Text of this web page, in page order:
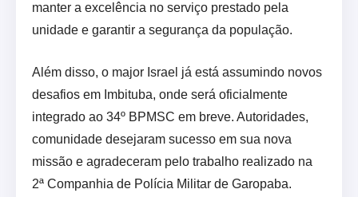
manter a excelência no serviço prestado pela
unidade e garantir a segurança da população.
Além disso, o major Israel já está assumindo novos
desafios em Imbituba, onde será oficialmente
integrado ao 34º BPMSC em breve. Autoridades,
comunidade desejaram sucesso em sua nova
missão e agradeceram pelo trabalho realizado na
2ª Companhia de Polícia Militar de Garopaba.